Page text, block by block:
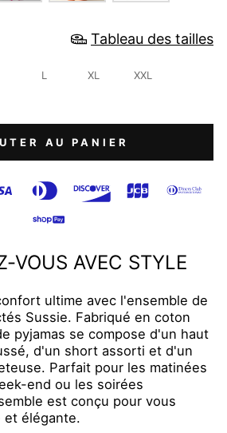
Tableau des tailles
L XL XXL
AU PANIER
VOUS AVEC STYLE
ultime avec l'ensemble de
Sussie. Fabriqué en coton
pyjamas se compose d'un haut
d'un short assorti et d'un
Parfait pour les matinées
end ou les soirées
est conçu pour vous
et élégante.